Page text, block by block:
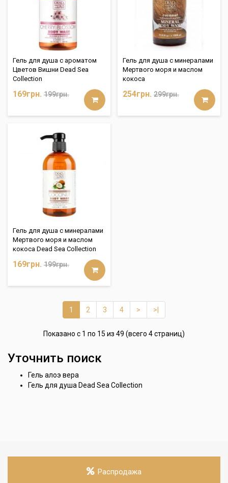
Гель для душа с ароматом
Цветов Вишни Dead Sea
Collection
169грн. 199грн.
Гель для душа с минералами
Мертвого моря и маслом
кокоса
254грн. 299грн.
Гель для душа с минералами
Мертвого моря и маслом
кокоса Dead Sea Collection
169грн. 199грн.
1 2 3 4 > >|
Показано с 1 по 15 из 49 (всего 4 страниц)
Уточнить поиск
Гель алоэ вера
Гель для душа Dead Sea Collection
Распродажа